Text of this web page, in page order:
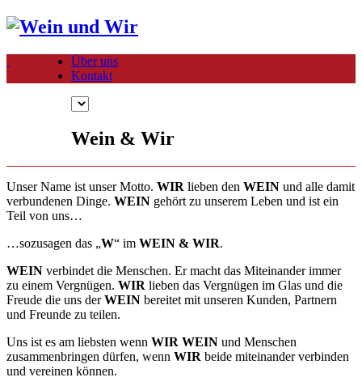
Über uns
Kontakt
Wein & Wir
Unser Name ist unser Motto. WIR lieben den WEIN und alle damit
verbundenen Dinge. WEIN gehört zu unserem Leben und ist ein
Teil von uns…
…sozusagen das „W“ im WEIN & WIR.
WEIN verbindet die Menschen. Er macht das Miteinander immer
zu einem Vergnügen. WIR lieben das Vergnügen im Glas und die
Freude die uns derWEIN bereitet mit unseren Kunden, Partnern
und Freunde zu teilen.
Uns ist es am liebsten wenn WIR WEIN und Menschen
zusammenbringen dürfen, wenn WIR beide miteinander verbinden
und vereinen können.